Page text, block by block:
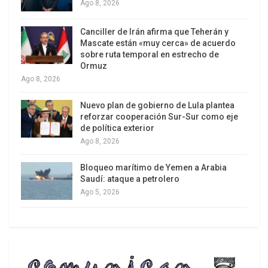
reduciéndolo a un estado de incomunicación con
Pero con la excusa del caso Assange, el WSWS
generaliza y ataca no solo a Moreno sino a los
gobiernos “pseudoizquierdistas” de la región,
Nicaragua, e insta a los trabajadores
latinoamericanos a unirse a las filas de
trabajadores de todo el mundo para defender a
Assange.
Assange y Ecuador
ecuatoriana María Fernanda Espinosa, para ocupar
Ago 8, 2026
Canciller de Irán afirma que Teherán y
Mascate están «muy cerca» de acuerdo
sobre ruta temporal en estrecho de
Ormuz
Ago 8, 2026
Nuevo plan de gobierno de Lula plantea
reforzar cooperación Sur-Sur como eje
de política exterior
Ago 8, 2026
Bloqueo marítimo de Yemen a Arabia
Saudí: ataque a petrolero
Ago 5, 2026